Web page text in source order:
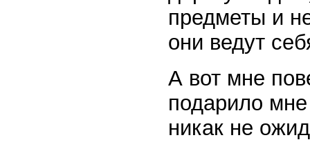
предметы и
они ведут
А вот мне
подарило
никак не